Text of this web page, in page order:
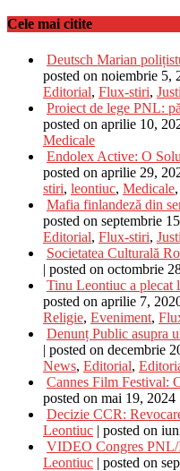
Cele mai citite
Deutsch Marian
posted on noiembrie 5,
Editorial, Flux-stiri,
Proiect de lege PNL:
posted on aprilie 10,
Medicale
Endolex Active: O
posted on aprilie 29,
stiri, leontiuc, Medicale,
Mafia finlandeză din
posted on septembrie
Editorial, Flux-stiri,
Societatea Culturală
| posted on octombrie
Tinu Leontiuc a plecat
posted on aprilie 7,
Religie, Eveniment,
Denunț Public asupra
| posted on decembrie
News, Editorial,
Cannes Film Festival:
posted on mai 19, 2024
Decizie CCR:
Leontiuc | posted on
VIDEO Congres PNL/
Leontiuc | posted on